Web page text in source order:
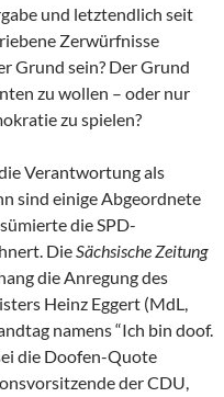
und letztendlich seit
Zerwürfnisse
Grund sein? Der Grund
zu wollen – oder nur
zu spielen?
Verantwortung als
sind einige Abgeordnete
die SPD-
DieSächsische Zeitung
die Anregung des
Heinz Eggert (MdL,
namens “Ich bin doof.
die Doofen-Quote
der CDU,